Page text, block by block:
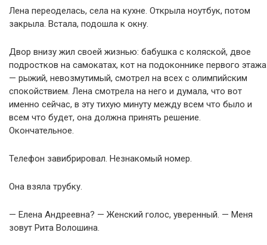
Лена переоделась, села на кухне. Открыла ноутбук, потом
закрыла. Встала, подошла к окну.
Двор внизу жил своей жизнью: бабушка с коляской, двое
подростков на самокатах, кот на подоконнике первого этажа
— рыжий, невозмутимый, смотрел на всех с олимпийским
спокойствием. Лена смотрела на него и думала, что вот
именно сейчас, в эту тихую минуту между всем что было и
всем что будет, она должна принять решение.
Окончательное.
Телефон завибрировал. Незнакомый номер.
Она взяла трубку.
— Елена Андреевна? — Женский голос, уверенный. — Меня
зовут Рита Волошина.